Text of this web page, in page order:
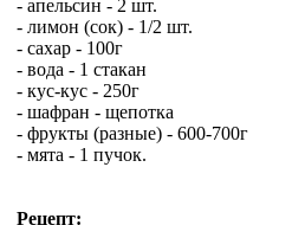
- апельсин - 2 шт.
- лимон (сок) - 1/2 шт.
- сахар - 100г
- вода - 1 стакан
- кус-кус - 250г
- шафран - щепотка
- фрукты (разные) - 600-700г
- мята - 1 пучок.
Рецепт: